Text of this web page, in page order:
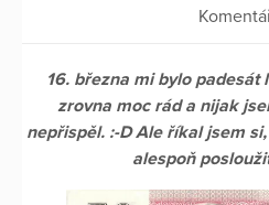
16. března mi bylo padesát
zrovna moc rád a nijak
nepřispěl. :-D Ale říkal jsem
alespoň